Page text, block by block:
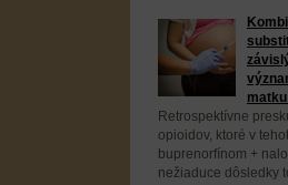
Retrospektívne
opioidov, ktoré v
buprenorfínom +
nežiaduce dôsledky